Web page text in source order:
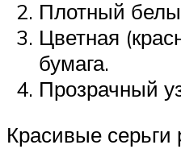
Плотный
Цветная
бумага.
Прозрачный
Красивые серьги